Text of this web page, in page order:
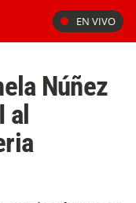
EN VIVO
Núñez
al